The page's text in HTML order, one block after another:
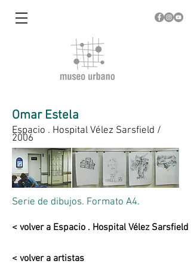
Omar Estela
Espacio . Hospital Vélez Sarsfield /
2006
Serie de dibujos. Formato A4.
< volver a Espacio . Hospital Vélez Sarsfield
< volver a artistas